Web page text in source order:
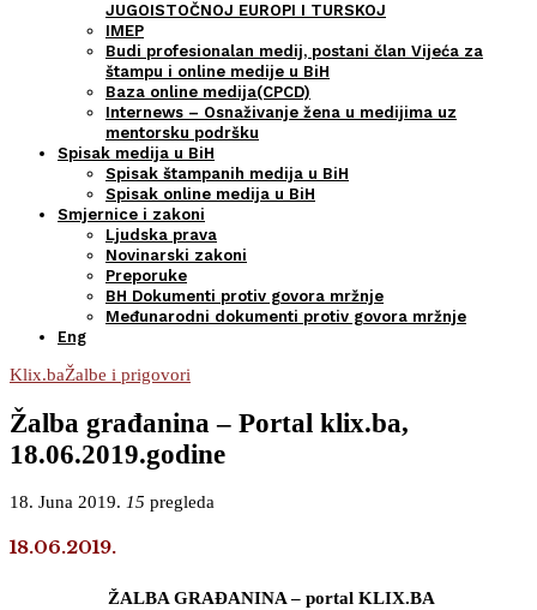
JUGOISTOČNOJ EUROPI I TURSKOJ
IMEP
Budi profesionalan medij, postani član Vijeća za
štampu i online medije u BiH
Baza online medija(CPCD)
Internews – Osnaživanje žena u medijima uz
mentorsku podršku
Spisak medija u BiH
Spisak štampanih medija u BiH
Spisak online medija u BiH
Smjernice i zakoni
Ljudska prava
Novinarski zakoni
Preporuke
BH Dokumenti protiv govora mržnje
Međunarodni dokumenti protiv govora mržnje
Eng
Klix.baŽalbe i prigovori
Žalba građanina – Portal klix.ba,
18.06.2019.godine
18. Juna 2019. 15 pregleda
18.06.2019.
ŽALBA GRAĐANINA – portal KLIX.BA